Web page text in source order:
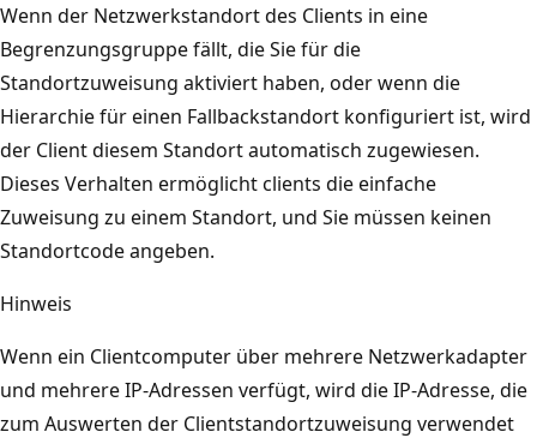
Wenn der Netzwerkstandort des Clients in eine
Begrenzungsgruppe fällt, die Sie für die
Standortzuweisung aktiviert haben, oder wenn die
Hierarchie für einen Fallbackstandort konfiguriert ist, wird
der Client diesem Standort automatisch zugewiesen.
Dieses Verhalten ermöglicht clients die einfache
Zuweisung zu einem Standort, und Sie müssen keinen
Standortcode angeben.
Hinweis
Wenn ein Clientcomputer über mehrere Netzwerkadapter
und mehrere IP-Adressen verfügt, wird die IP-Adresse, die
zum Auswerten der Clientstandortzuweisung verwendet